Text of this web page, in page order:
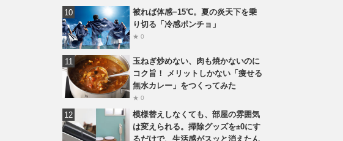
被れば体感−15℃。夏の炎天下を乗
り切る「冷感ポンチョ」
★ 0
玉ねぎ炒めない、肉も焼かないのに
コク旨！ メリットしかない「痩せる
無水カレー」をつくってみた
★ 0
模様替えしなくても、部屋の雰囲気
は変えられる。掃除グッズを±0にす
るだけで、生活感がスッと消えたん